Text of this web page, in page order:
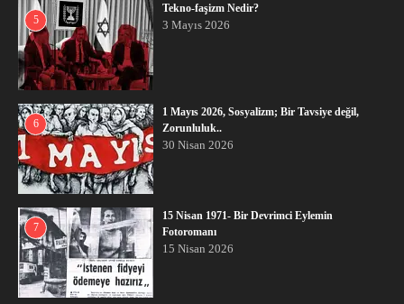
5
Tekno-faşizm Nedir?
3 Mayıs 2026
6
1 Mayıs 2026, Sosyalizm; Bir Tavsiye değil,
Zorunluluk..
30 Nisan 2026
7
15 Nisan 1971- Bir Devrimci Eylemin
Fotoromanı
15 Nisan 2026